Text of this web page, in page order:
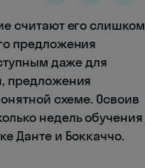
считают его слишком
предложения
даже для
предложения
схеме. Освоив
недель обучения
Данте и Боккаччо.